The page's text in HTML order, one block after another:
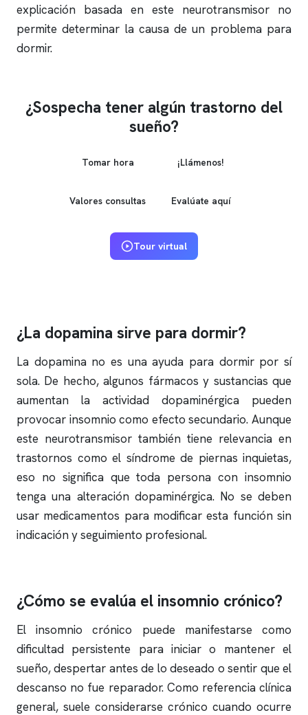
explicación basada en este neurotransmisor no
permite determinar la causa de un problema para
dormir.
¿Sospecha tener algún trastorno del
sueño?
Tomar hora ¡Llámenos!
Valores consultas Evalúate aquí
Tour virtual
¿La dopamina sirve para dormir?
La dopamina no es una ayuda para dormir por sí
sola. De hecho, algunos fármacos y sustancias que
aumentan la actividad dopaminérgica pueden
provocar insomnio como efecto secundario. Aunque
este neurotransmisor también tiene relevancia en
trastornos como el síndrome de piernas inquietas,
eso no significa que toda persona con insomnio
tenga una alteración dopaminérgica. No se deben
usar medicamentos para modificar esta función sin
indicación y seguimiento profesional.
¿Cómo se evalúa el insomnio crónico?
Elinsomnio crónico puede manifestarse como
dificultad persistente para iniciar o mantener el
sueño, despertar antes de lo deseado o sentir que el
descanso no fue reparador. Como referencia clínica
general, suele considerarse crónico cuando ocurre